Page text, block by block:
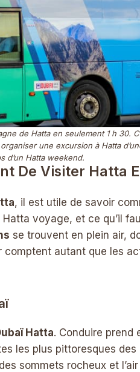
de Hatta en seulement 1 h 30.
une excursion à Hatta
d’un Hatta weekend.
De Visiter Hatta
, il est utile de savoir
voyage, et ce qu’il
se trouvent en plein air,
autant que les
Hatta. Conduire prend
les plus pittoresques des
sommets rocheux et